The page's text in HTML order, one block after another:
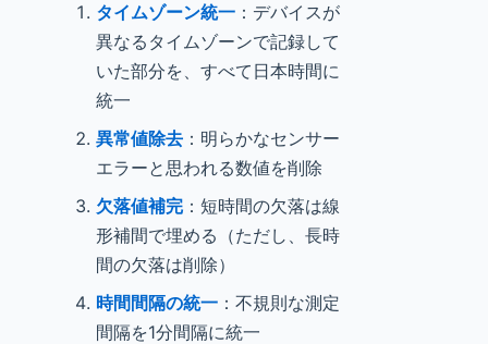
タイムゾーン統一 ：デバイスが
異なるタイムゾーンで記録して
いた部分を、すべて日本時間に
統一
異常値除去 ：明らかなセンサー
エラーと思われる数値を削除
欠落値補完 ：短時間の欠落は線
形補間で埋める（ただし、長時
間の欠落は削除）
時間間隔の統一 ：不規則な測定
間隔を1分間隔に統一